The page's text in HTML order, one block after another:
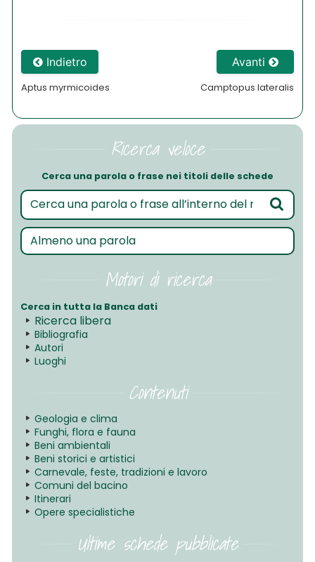
Ricerca veloce
Cerca una parola o frase nei titoli delle schede
Motori di ricerca
Cerca in tutta la Banca dati
Ricerca libera
Bibliografia
Autori
Luoghi
Contenuti
Geologia e clima
Funghi, flora e fauna
Beni ambientali
Beni storici e artistici
Carnevale, feste, tradizioni e lavoro
Comuni del bacino
Itinerari
Opere specialistiche
Ultime schede pubblicate
Indietro
Aptus myrmicoides
Avanti
Camptopus lateralis